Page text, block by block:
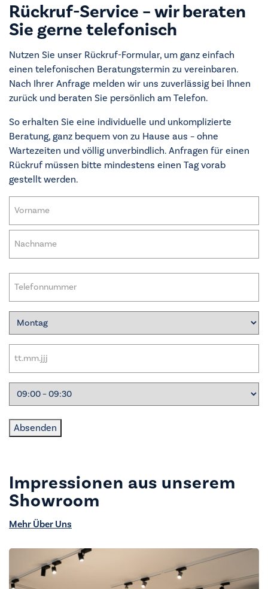
Rückruf-Service – wir beraten
Sie gerne telefonisch
Nutzen Sie unser Rückruf-Formular, um ganz einfach
einen telefonischen Beratungstermin zu vereinbaren.
Nach Ihrer Anfrage melden wir uns zuverlässig bei Ihnen
zurück und beraten Sie persönlich am Telefon.
So erhalten Sie eine individuelle und unkomplizierte
Beratung, ganz bequem von zu Hause aus – ohne
Wartezeiten und völlig unverbindlich. Anfragen für einen
Rückruf müssen bitte mindestens einen Tag vorab
gestellt werden.
Vorname
Tage (erforderlich)
Uhrzeit
Wochentag
Absenden
Impressionen aus unserem
Showroom
Mehr Über Uns